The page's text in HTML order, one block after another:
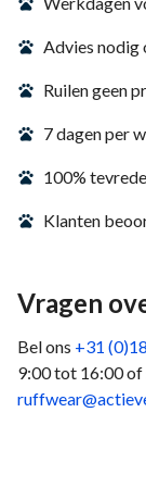
Advies nodig
Ruilen geen
7 dagen per
100%
Klanten
Vragen
Bel ons +31
9:00 tot 16:00 of